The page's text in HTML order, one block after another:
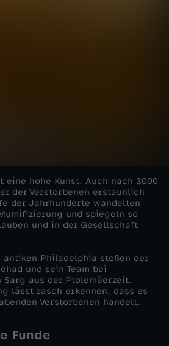
hohe Kunst. Auch nach 3000
der Verstorbenen erstaunlich
der Jahrhunderte wandelten
und spiegeln so
und in der Gesellschaft
antiken Philadelphia stoßen der
und sein Team bei
Sarg aus der Ptolemäerzeit.
lässt rasch erkennen, dass es
Verstorbenen handelt.
Funde